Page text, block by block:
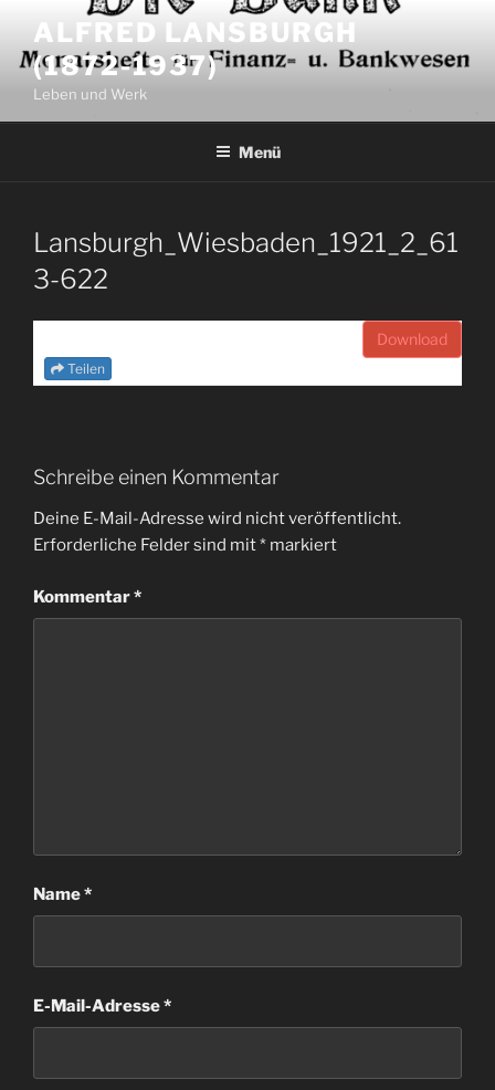
Inhalt
springen
ALFRED LANSBURGH
(1872-1937)
Leben und Werk
Menü
Lansburgh_Wiesbaden_1921_2_61
3-622
Download
Teilen
Schreibe einen Kommentar
Deine E-Mail-Adresse wird nicht veröffentlicht.
Erforderliche Felder sind mit* markiert
Kommentar*
Name*
E-Mail-Adresse*